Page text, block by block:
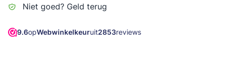
Niet goed? Geld terug
9.6opWebwinkelkeuruit2853reviews